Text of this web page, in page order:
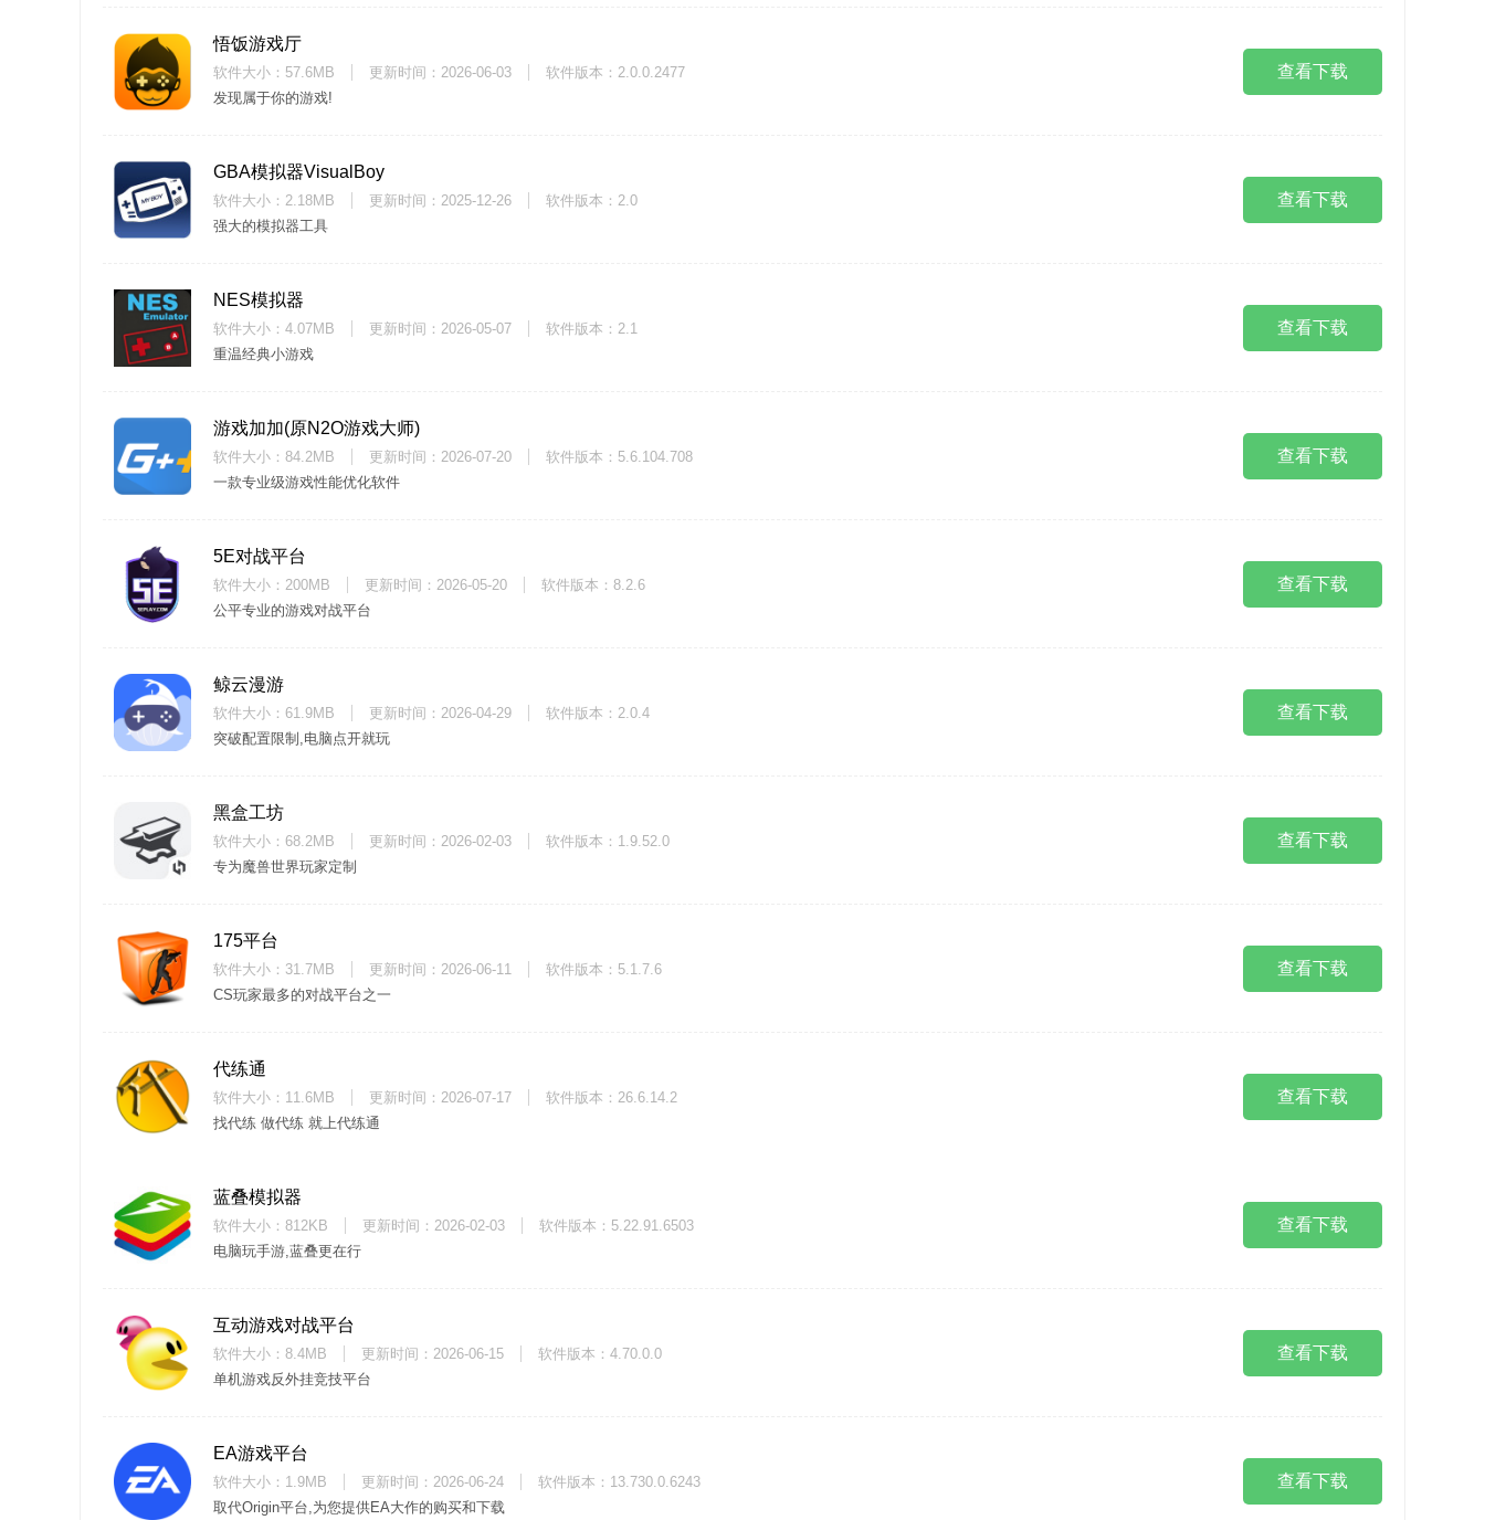
悟饭游戏厅
软件大小：57.6MB 更新时间： 2026-06-03
软件版本：2.0.0.2477
发现属于你的游戏!
查看下载
GBA模拟器VisualBoy
软件大小：2.18MB 更新时间： 2025-12-26
软件版本：2.0
强大的模拟器工具
查看下载
NES模拟器
软件大小：4.07MB 更新时间： 2026-05-07
软件版本：2.1
重温经典小游戏
查看下载
游戏加加(原N2O游戏大师)
软件大小：84.2MB 更新时间： 2026-07-20
软件版本：5.6.104.708
一款专业级游戏性能优化软件
查看下载
5E对战平台
软件大小：200MB 更新时间： 2026-05-20
软件版本：8.2.6
公平专业的游戏对战平台
查看下载
鲸云漫游
软件大小：61.9MB 更新时间： 2026-04-29
软件版本：2.0.4
突破配置限制,电脑点开就玩
查看下载
黑盒工坊
软件大小：68.2MB 更新时间： 2026-02-03
软件版本：1.9.52.0
专为魔兽世界玩家定制
查看下载
175平台
软件大小：31.7MB 更新时间： 2026-06-11
软件版本：5.1.7.6
CS玩家最多的对战平台之一
查看下载
代练通
软件大小：11.6MB 更新时间： 2026-07-17
软件版本：26.6.14.2
找代练 做代练 就上代练通
查看下载
蓝叠模拟器
软件大小：812KB 更新时间： 2026-02-03
软件版本：5.22.91.6503
电脑玩手游,蓝叠更在行
查看下载
互动游戏对战平台
软件大小：8.4MB 更新时间： 2026-06-15
软件版本：4.70.0.0
单机游戏反外挂竞技平台
查看下载
EA游戏平台
软件大小：1.9MB 更新时间： 2026-06-24
软件版本：13.730.0.6243
取代Origin平台,为您提供EA大作的购买和下载
查看下载